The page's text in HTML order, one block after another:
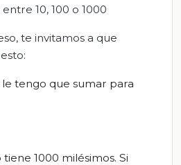
10, 100 o 1000
te invitamos a que
le tengo que sumar para
1000 milésimos. Si